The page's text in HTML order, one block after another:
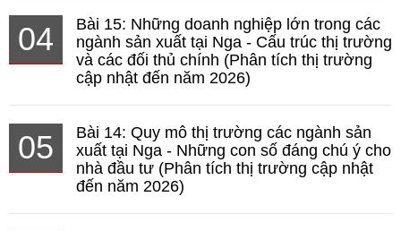
04
Bài 15: Những doanh nghiệp lớn trong các
ngành sản xuất tại Nga - Cấu trúc thị trường
và các đối thủ chính (Phân tích thị trường
cập nhật đến năm 2026)
05
Bài 14: Quy mô thị trường các ngành sản
xuất tại Nga - Những con số đáng chú ý cho
nhà đầu tư (Phân tích thị trường cập nhật
đến năm 2026)